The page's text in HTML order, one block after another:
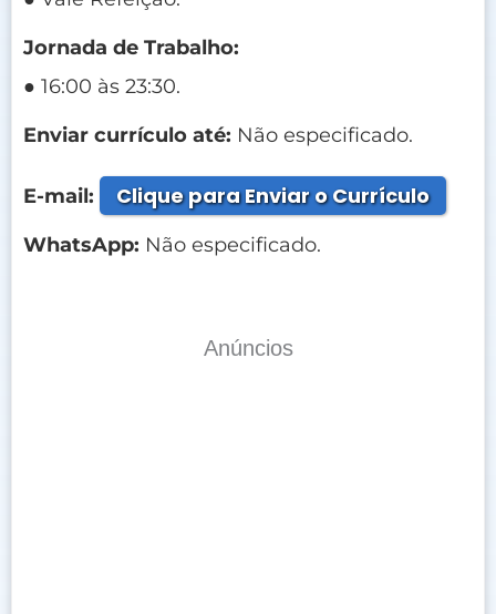
Jornada de Trabalho:
● 16:00 às 23:30.
Enviar currículo até: Não especificado.
E-mail: Clique para Enviar o Currículo
WhatsApp: Não especificado.
Anúncios